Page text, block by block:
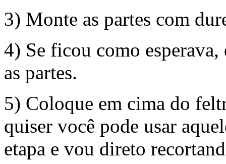
3) Monte as partes com
4) Se ficou como esperava,
as partes.
5) Coloque em cima do
quiser você pode usar
etapa e vou direto